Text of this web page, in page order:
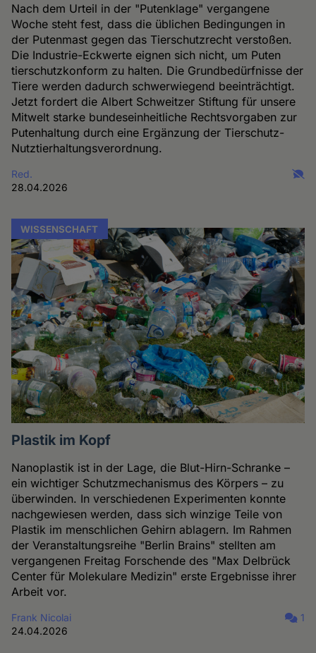
Nach dem Urteil in der "Putenklage" vergangene
Woche steht fest, dass die üblichen Bedingungen in
der Putenmast gegen das Tierschutzrecht verstoßen.
Die Industrie-Eckwerte eignen sich nicht, um Puten
tierschutzkonform zu halten. Die Grundbedürfnisse der
Tiere werden dadurch schwerwiegend beeinträchtigt.
Jetzt fordert die Albert Schweitzer Stiftung für unsere
Mitwelt starke bundeseinheitliche Rechtsvorgaben zur
Putenhaltung durch eine Ergänzung der Tierschutz-
Nutztierhaltungsverordnung.
Red.
28.04.2026
WISSENSCHAFT
Plastik im Kopf
Nanoplastik ist in der Lage, die Blut-Hirn-Schranke –
ein wichtiger Schutzmechanismus des Körpers – zu
überwinden. In verschiedenen Experimenten konnte
nachgewiesen werden, dass sich winzige Teile von
Plastik im menschlichen Gehirn ablagern. Im Rahmen
der Veranstaltungsreihe "Berlin Brains" stellten am
vergangenen Freitag Forschende des "Max Delbrück
Center für Molekulare Medizin" erste Ergebnisse ihrer
Arbeit vor.
Frank Nicolai
24.04.2026
1